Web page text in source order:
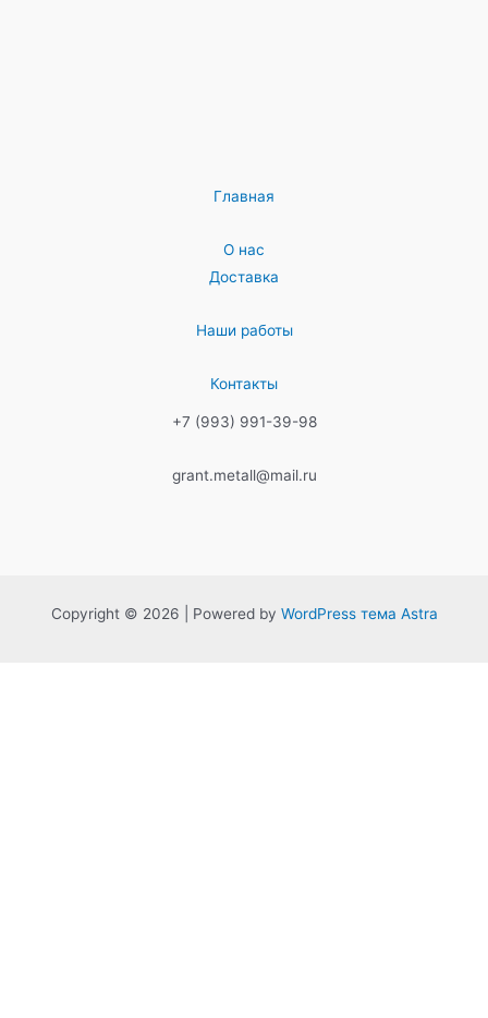
Главная
О нас
Доставка
Наши работы
Контакты
+7 (993) 991-39-98
grant.metall@mail.ru
Copyright © 2026 | Powered by WordPress тема Astra